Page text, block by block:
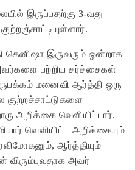
இருப்பதற்கு 3-வது
கெனிஷா இருவரும் ஒன்றாக
பற்றிய சர்ச்சைகள்
மனைவி ஆர்த்தி ஒரு
குற்றச்சாட்டுகளை
அறிக்கை வெளியிட்டார்.
வெளியிட்ட அறிக்கையும்
ஆர்த்தியும்
விரும்புவதாக அவர்